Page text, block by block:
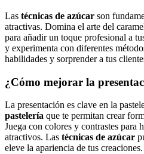
Las técnicas de azúcar son
atractivas. Domina el arte del
para añadir un toque profesional a
y experimenta con diferentes
habilidades y sorprender a tus
¿Cómo mejorar la
La presentación es clave en la
pastelería que te permitan crear
Juega con colores y contrastes para
atractivos. Las técnicas de azúcar
eleve la apariencia de tus creaciones.